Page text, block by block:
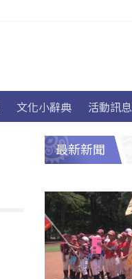
文化小辭典 活動訊息
最新新聞